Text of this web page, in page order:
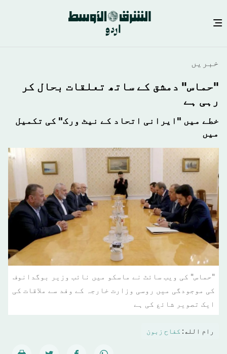
main
خبريں
"حماس" دمشق کے ساتھ تعلقات بحال کر
رہی ہے
خطے میں "ایرانی اتحاد کے نیٹ ورک" کی تکمیل
میں
"حماس" کی ویب سائٹ نے ماسکو میں نائب وزیر بوگدانوف
کی موجودگی میں روسی وزارت خارجہ کے وفد سے ملاقات کی
ایک تصویر شائع کی ہے
رام الله: كفاح زبون